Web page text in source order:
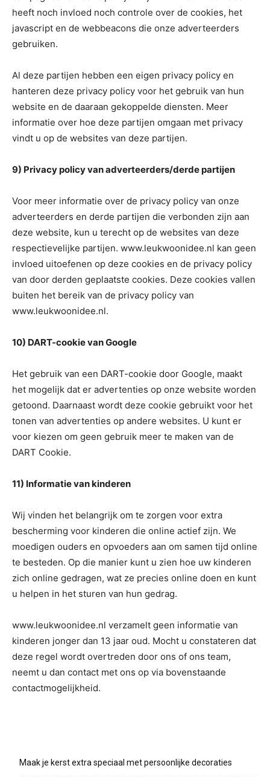
heeft noch invloed noch controle over de cookies, het
javascript en de webbeacons die onze adverteerders
gebruiken.
Al deze partijen hebben een eigen privacy policy en
hanteren deze privacy policy voor het gebruik van hun
website en de daaraan gekoppelde diensten. Meer
informatie over hoe deze partijen omgaan met privacy
vindt u op de websites van deze partijen.
9) Privacy policy van adverteerders/derde partijen
Voor meer informatie over de privacy policy van onze
adverteerders en derde partijen die verbonden zijn aan
deze website, kun u terecht op de websites van deze
respectievelijke partijen. www.leukwoonidee.nl kan geen
invloed uitoefenen op deze cookies en de privacy policy
van door derden geplaatste cookies. Deze cookies vallen
buiten het bereik van de privacy policy van
www.leukwoonidee.nl.
10) DART-cookie van Google
Het gebruik van een DART-cookie door Google, maakt
het mogelijk dat er advertenties op onze website worden
getoond. Daarnaast wordt deze cookie gebruikt voor het
tonen van advertenties op andere websites. U kunt er
voor kiezen om geen gebruik meer te maken van de
DART Cookie.
11) Informatie van kinderen
Wij vinden het belangrijk om te zorgen voor extra
bescherming voor kinderen die online actief zijn. We
moedigen ouders en opvoeders aan om samen tijd online
te besteden. Op die manier kunt u zien hoe uw kinderen
zich online gedragen, wat ze precies online doen en kunt
u helpen in het sturen van hun gedrag.
www.leukwoonidee.nl verzamelt geen informatie van
kinderen jonger dan 13 jaar oud. Mocht u constateren dat
deze regel wordt overtreden door ons of ons team,
neemt u dan contact met ons op via bovenstaande
contactmogelijkheid.
Maak je kerst extra speciaal met persoonlijke decoraties